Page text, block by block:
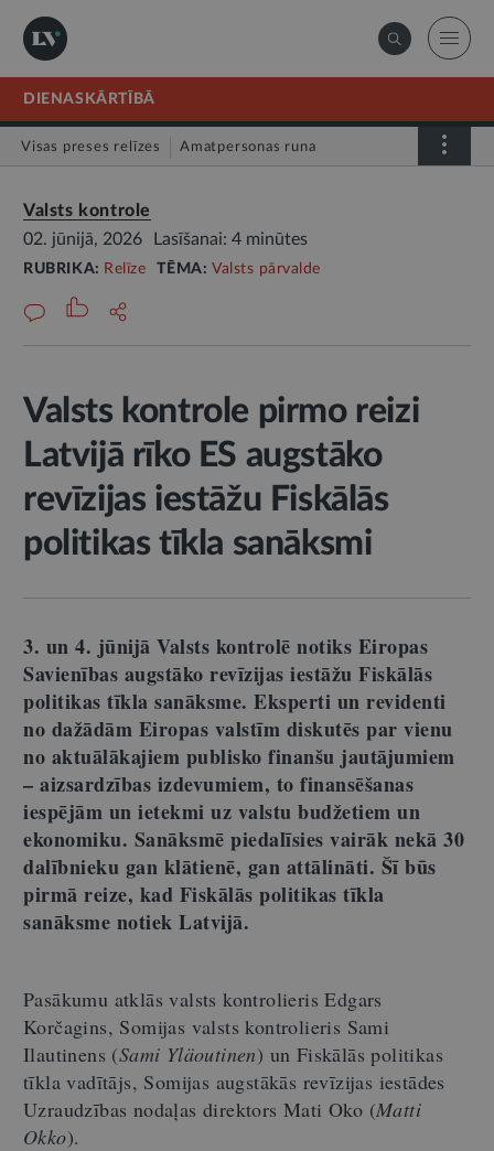
DIENASKĀRTĪBĀ
Visas preses relīzes Amatpersonas runa
Valsts kontrole
02. jūnijā, 2026
Lasīšanai: 4 minūtes
RUBRIKA: Relīze TĒMA:Valsts pārvalde
Valsts kontrole pirmo reizi
Latvijā rīko ES augstāko
revīzijas iestāžu Fiskālās
politikas tīkla sanāksmi
3. un 4. jūnijā Valsts kontrolē notiks Eiropas
Savienības augstāko revīzijas iestāžu Fiskālās
politikas tīkla sanāksme. Eksperti un revidenti
no dažādām Eiropas valstīm diskutēs par vienu
no aktuālākajiem publisko finanšu jautājumiem
– aizsardzības izdevumiem, to finansēšanas
iespējām un ietekmi uz valstu budžetiem un
ekonomiku. Sanāksmē piedalīsies vairāk nekā 30
dalībnieku gan klātienē, gan attālināti. Šī būs
pirmā reize, kad Fiskālās politikas tīkla
sanāksme notiek Latvijā.
Pasākumu atklās valsts kontrolieris Edgars
Korčagins, Somijas valsts kontrolieris Sami
Ilautinens (Sami Yläoutinen) un Fiskālās politikas
tīkla vadītājs, Somijas augstākās revīzijas iestādes
Uzraudzības nodaļas direktors Mati Oko (Matti
Okko).